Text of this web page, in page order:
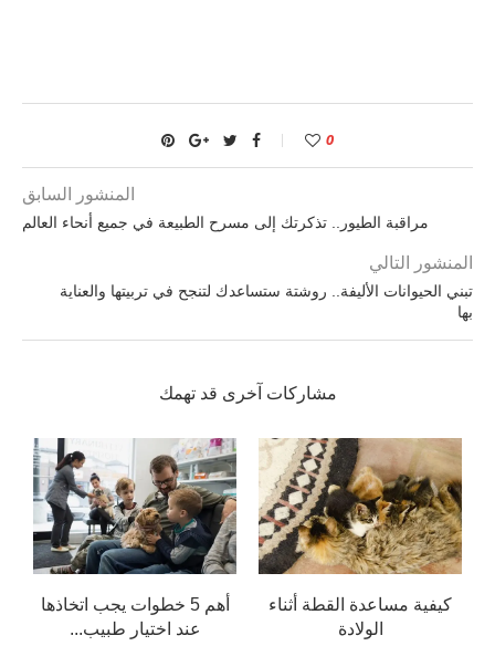
0
المنشور السابق
مراقبة الطيور.. تذكرتك إلى مسرح الطبيعة في جميع أنحاء العالم
المنشور التالي
تبني الحيوانات الأليفة.. روشتة ستساعدك لتنجح في تربيتها والعناية
بها
مشاركات آخرى قد تهمك
كيفية مساعدة القطة أثناء
الولادة
أهم 5 خطوات يجب اتخاذها
عند اختيار طبيب...